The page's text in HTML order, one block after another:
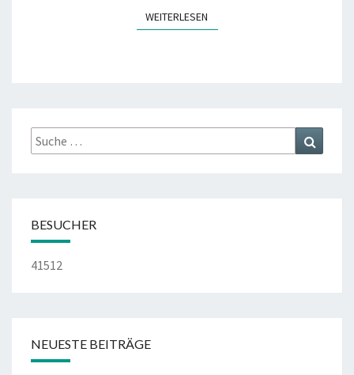
WEITERLESEN
Suche
nach:
BESUCHER
41512
NEUESTE BEITRÄGE